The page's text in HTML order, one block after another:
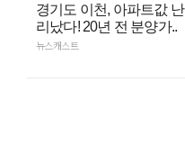
경기도 이천, 아파트값 난
리났다! 20년 전 분양가..
뉴스캐스트